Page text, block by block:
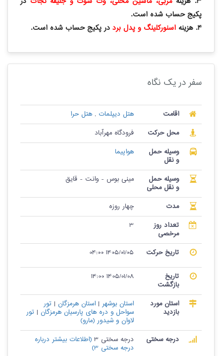
پکیج حساب شده است.
4. هزینه
اسنورکلینگ و پدل برد در پکیج حساب شده است.
سفر در یک نگاه
اقامت هتل دیپلمات , هتل حرا
محل حرکت
فرودگاه مهرآباد
وسیله حمل
و نقل
هواپیما
وسیله حمل
و نقل محلی
مینی بوس - وانت - قایق
مدت
چهار روزه
تعداد روز
مرخصی
3
تاریخ حرکت 1405/01/05 04:00
تاریخ
بازگشت
1405/01/08 14:00
استان مورد
بازدید
استان بوشهر | استان هرمزگان | تور
سواحل و دره های پارسیان هرمزگان | تور
لاوان و شیدور (مارو)
درجه سختی
درجه سختی 3 (اطلاعات بیشتر درباره
درجه سختی 3)